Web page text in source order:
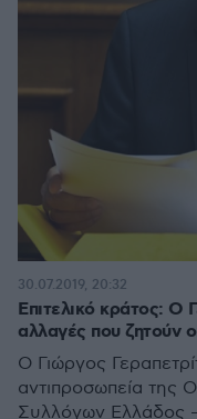
Επιτελικό κράτος: Ο
αλλαγές που ζητούν
Ο Γιώργος
αντιπροσωπεία της
Συλλόγων Ελλάδος
30.07.2019, 20:32